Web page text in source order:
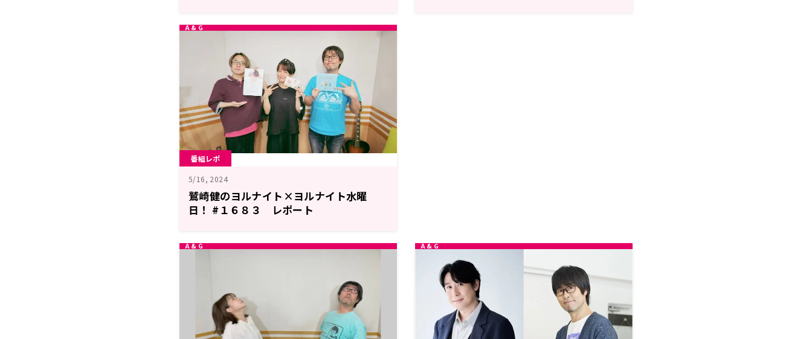
番組レポ
5/16, 2024
鷲崎健のヨルナイト×ヨルナイト水曜
日！ #１６８３ レポート